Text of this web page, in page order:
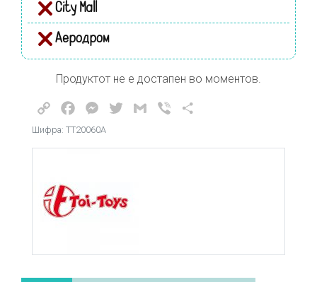
City Mall
Аеродром
Продуктот не е достапен во моментов.
Copy
Link
FacebookMessenger
TwitterGmail Viber
Шифра: ТТ20060А